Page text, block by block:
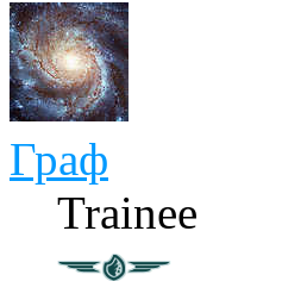
Граф
Trainee